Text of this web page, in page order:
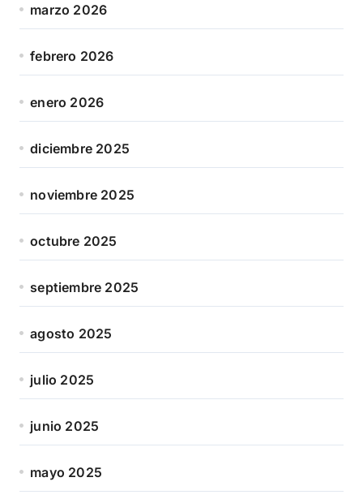
marzo 2026
febrero 2026
enero 2026
diciembre 2025
noviembre 2025
octubre 2025
septiembre 2025
agosto 2025
julio 2025
junio 2025
mayo 2025